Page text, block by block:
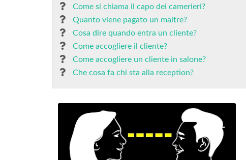
Come si chiama il capo dei camerieri?
Quanto viene pagato un maitre?
Cosa dire quando entra un cliente?
Come accogliere il cliente?
Come accogliere un cliente in salone?
Che cosa fa chi sta alla reception?